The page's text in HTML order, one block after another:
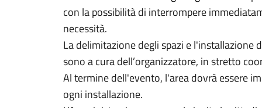
con la possibilità di interrompere
necessità.
La delimitazione degli spazi e l'installazione
sono a cura dell’organizzatore, in stretto
Al termine dell'evento, l'area dovrà essere
ogni installazione.